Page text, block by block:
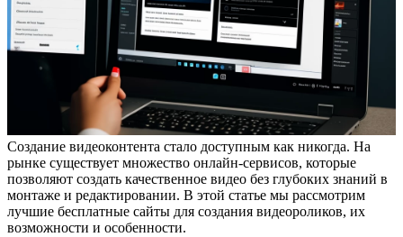
Создание видеоконтента стало доступным как никогда. На
рынке существует множество онлайн-сервисов, которые
позволяют создать качественное видео без глубоких знаний в
монтаже и редактировании. В этой статье мы рассмотрим
лучшие бесплатные сайты для создания видеороликов, их
возможности и особенности.